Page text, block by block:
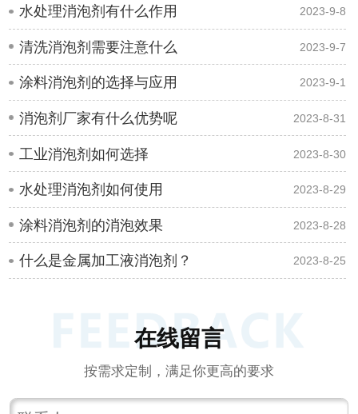
水处理消泡剂有什么作用 2023-9-8
清洗消泡剂需要注意什么 2023-9-7
涂料消泡剂的选择与应用 2023-9-1
消泡剂厂家有什么优势呢 2023-8-31
工业消泡剂如何选择 2023-8-30
水处理消泡剂如何使用 2023-8-29
涂料消泡剂的消泡效果 2023-8-28
什么是金属加工液消泡剂？ 2023-8-25
在线留言
按需求定制，满足你更高的要求